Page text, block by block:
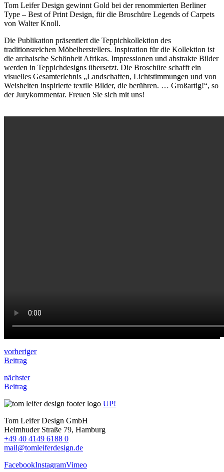
Tom Leifer Design gewinnt Gold bei der renommierten Berliner
Type – Best of Print Design, für die Broschüre Legends of Carpets
von Walter Knoll.
Die Publikation präsentiert die Teppichkollektion des
traditionsreichen Möbelherstellers. Inspiration für die Kollektion ist
die archaische Schönheit Afrikas. Impressionen und abstrakte Bilder
werden in Teppichdesigns übersetzt. Die Broschüre schafft ein
visuelles Gesamterlebnis „Landschaften, Lichtstimmungen und von
Weisheiten inspirierte textile Bilder, die berühren. … Großartig!“, so
der Jurykommentar. Freuen Sie sich mit uns!
vorheriger
Beitrag
nächster
Beitrag
UP!
Tom Leifer Design GmbH
Heimhuder Straße 79, Hamburg
+49 40 4149 6188 0
mail@tomleiferdesign.de
FacebookInstagramVimeo